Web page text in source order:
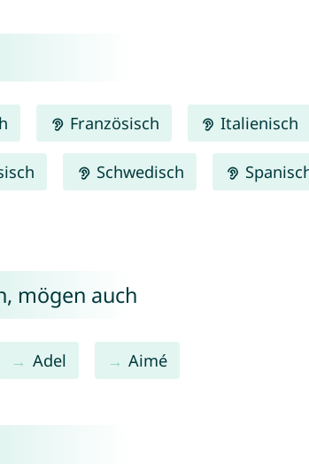
Französisch Italienisch
Schwedisch
mögen auch
Adel Aimé